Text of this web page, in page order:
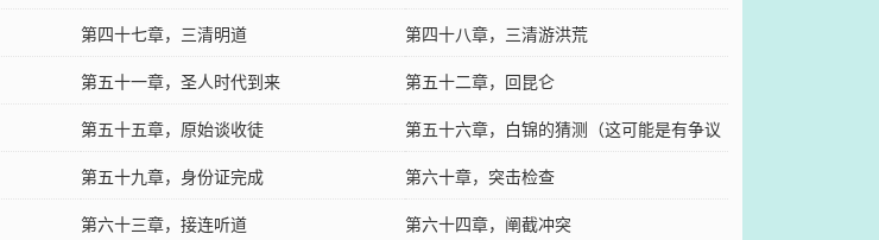
第四十七章，三清明道
第四十八章，三清游洪荒
第五十一章，圣人时代到来
第五十二章，回昆仑
第五十五章，原始谈收徒
第五十六章，白锦的猜测（这可能是有争议
的一章）
第五十九章，身份证完成
第六十章，突击检查
第六十三章，接连听道
第六十四章，阐截冲突